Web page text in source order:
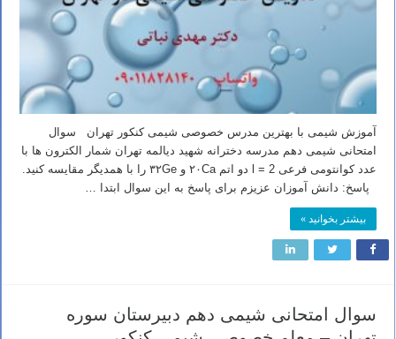
آموزش شیمی با بهترین مدرس خصوصی شیمی کنکور تهران سوال
امتحانی شیمی دهم مدرسه دخترانه شهید دیالمه تهران شمار الکترون ها با
عدد کوانتومی فرعی l = 2 دو اتم ۲۰Ca و ۳۲Ge را با همدیگر مقایسه کنید.
پاسخ: دانش آموزان عزیزم برای پاسخ به این سوال ابتدا …
بیشتر بخوانید »
سوال امتحانی شیمی دهم دبیرستان سوره